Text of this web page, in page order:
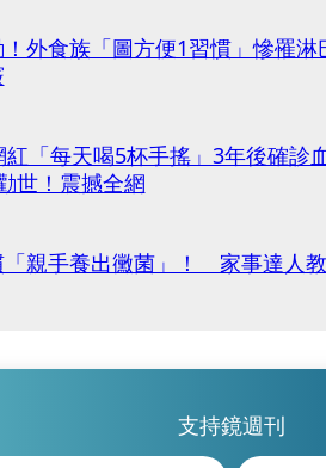
！外食族「圖方便1習慣」慘罹
紅「每天喝5杯手搖」3年後確
世！震撼全網
「親手養出黴菌」！ 家事達人
支持鏡週刊